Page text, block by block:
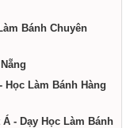
Bánh Chuyên
Làm Bánh Hàng
- Dạy Học Làm Bánh